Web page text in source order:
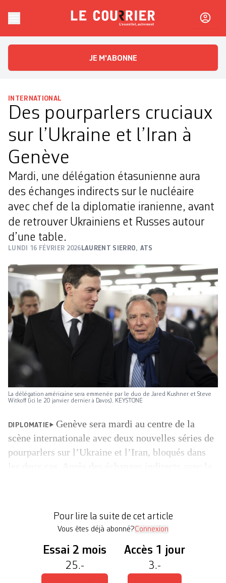
Le CourrierL'essentiel, autrement
JE M'ABONNE
INTERNATIONAL
Des pourparlers cruciaux
sur l’Ukraine et l’Iran à
Genève
Mardi, une délégation étasunienne aura
des échanges indirects sur le nucléaire
avec chef de la diplomatie iranienne, avant
de retrouver Ukrainiens et Russes autour
d’une table.
LUNDI 16 FÉVRIER 2026 LAURENT SIERRO, ATS
La délégation américaine sera emmenée par le duo de Jared Kushner et Steve
Witkoff (ici le 20 janvier dernier à Davos). KEYSTONE
DIPLOMATIE
Genève sera mardi au centre de la
scène internationale avec deux nouvelles séries de
pourparlers sur l’Ukraine et l’Iran, bloqués dans
demandé à Moscou de venir à Genève […]
Pour lire la suite de cet article
Vous êtes déjà abonné?Connexion
Essai 2 mois
25.-
Accès 1 jour
3.-